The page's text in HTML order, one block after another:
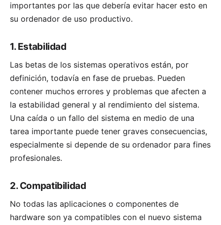
importantes por las que debería evitar hacer esto en
su ordenador de uso productivo.
1. Estabilidad
Las betas de los sistemas operativos están, por
definición, todavía en fase de pruebas. Pueden
contener muchos errores y problemas que afecten a
la estabilidad general y al rendimiento del sistema.
Una caída o un fallo del sistema en medio de una
tarea importante puede tener graves consecuencias,
especialmente si depende de su ordenador para fines
profesionales.
2. Compatibilidad
No todas las aplicaciones o componentes de
hardware son ya compatibles con el nuevo sistema